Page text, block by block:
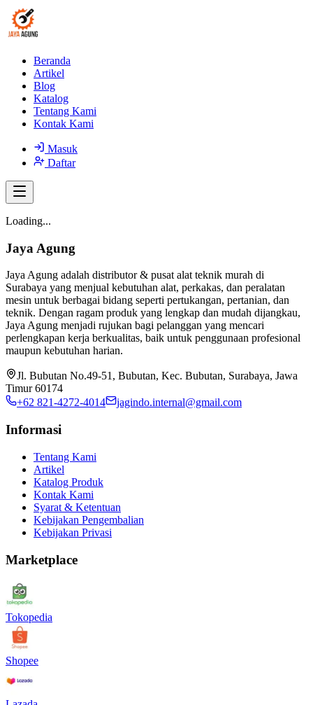
Beranda
Artikel
Blog
Katalog
Tentang Kami
Kontak Kami
Masuk
Daftar
Loading...
Jaya Agung
Jaya Agung adalah distributor & pusat alat teknik murah di
Surabaya yang menjual kebutuhan alat, perkakas, dan peralatan
mesin untuk berbagai bidang seperti pertukangan, pertanian, dan
teknik. Dengan ragam produk yang lengkap dan mudah dijangkau,
Jaya Agung menjadi rujukan bagi pelanggan yang mencari
perlengkapan kerja berkualitas, baik untuk penggunaan profesional
maupun kebutuhan harian.
Jl. Bubutan No.49-51, Bubutan, Kec. Bubutan, Surabaya, Jawa
Timur 60174
+62 821-4272-4014
jagindo.internal@gmail.com
Informasi
Tentang Kami
Artikel
Katalog Produk
Kontak Kami
Syarat & Ketentuan
Kebijakan Pengembalian
Kebijakan Privasi
Marketplace
Tokopedia
Shopee